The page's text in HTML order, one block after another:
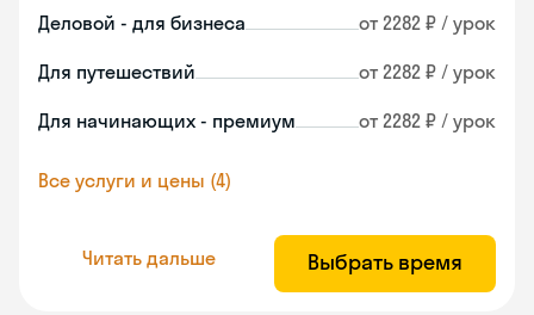
Деловой - для бизнеса от 2282 ₽ / урок
Для путешествий от 2282 ₽ / урок
Для начинающих - премиум от 2282 ₽ / урок
Все услуги и цены (4)
Читать дальше Выбрать время